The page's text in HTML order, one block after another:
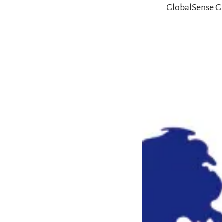
GlobalSense